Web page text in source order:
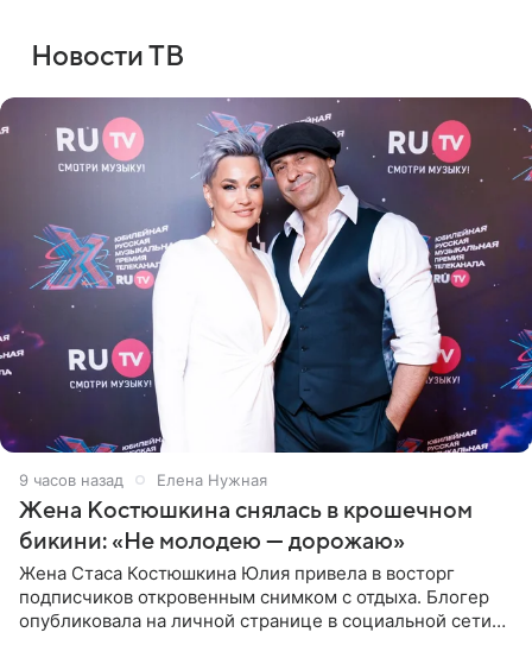
Новости ТВ
9 часов назад Елена Нужная
Жена Костюшкина снялась в крошечном
бикини: «Не молодею — дорожаю»
Жена Стаса Костюшкина Юлия привела в восторг
подписчиков откровенным снимком с отдыха. Блогер
опубликовала на личной странице в социальной сети